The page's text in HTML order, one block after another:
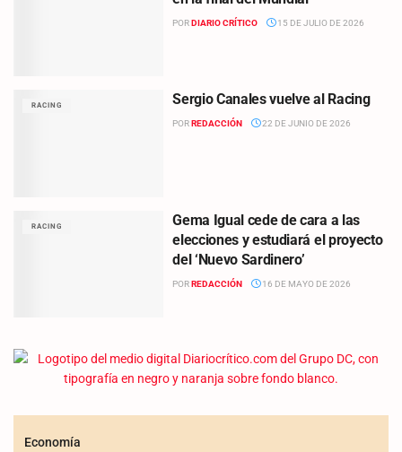
PORDIARIO CRÍTICO 15 DE JULIO DE 2026
RACING Sergio Canales vuelve al Racing
PORREDACCIÓN 22 DE JUNIO DE 2026
RACING
Gema Igual cede de cara a las
elecciones y estudiará el proyecto
del ‘Nuevo Sardinero’
PORREDACCIÓN 16 DE MAYO DE 2026
Economía